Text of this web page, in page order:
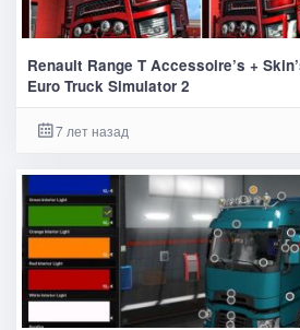
Renault Range T Accessoire’s +
Euro Truck Simulator 2
7 лет назад